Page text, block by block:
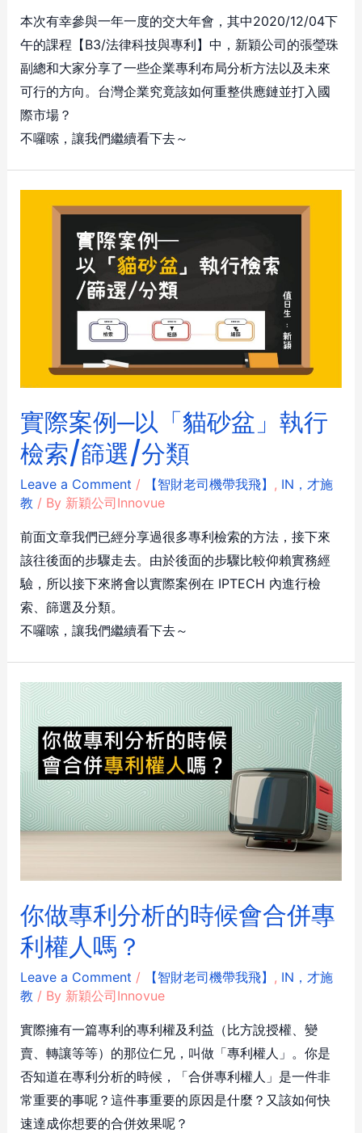
本次有幸參與一年一度的交大年會，其中2020/12/04下
午的課程【B3/法律科技與專利】中，新穎公司的張瑩珠
副總和大家分享了一些企業專利布局分析方法以及未來
可行的方向。台灣企業究竟該如何重整供應鏈並打入國
際市場？
不囉嗦，讓我們繼續看下去～
實際案例─以「貓砂盆」執行
檢索/篩選/分類
Leave a Comment / 【智財老司機帶我飛】 , IN，才施
教 / By 新穎公司Innovue
前面文章我們已經分享過很多專利檢索的方法，接下來
該往後面的步驟走去。由於後面的步驟比較仰賴實務經
驗，所以接下來將會以實際案例在 IPTECH 內進行檢
索、篩選及分類。
不囉嗦，讓我們繼續看下去～
你做專利分析的時候會合併專
利權人嗎？
Leave a Comment / 【智財老司機帶我飛】 , IN，才施
教 / By 新穎公司Innovue
實際擁有一篇專利的專利權及利益（比方說授權、變
賣、轉讓等等）的那位仁兄，叫做「專利權人」。你是
否知道在專利分析的時候，「合併專利權人」是一件非
常重要的事呢？這件事重要的原因是什麼？又該如何快
速達成你想要的合併效果呢？